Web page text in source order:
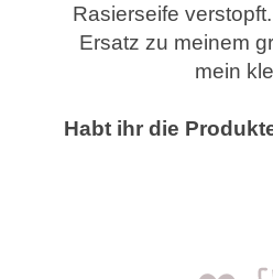
Rasierseife
Ersatz zu meinem
mein
Habt ihr die